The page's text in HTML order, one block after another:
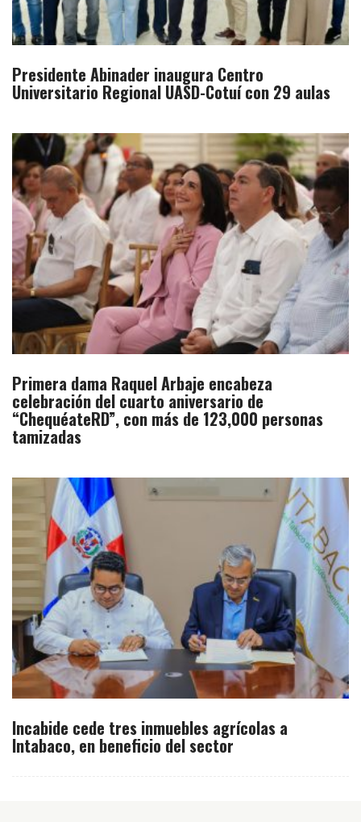
Presidente Abinader inaugura Centro
Universitario Regional UASD-Cotuí con 29 aulas
Primera dama Raquel Arbaje encabeza
celebración del cuarto aniversario de
“ChequéateRD”, con más de 123,000 personas
tamizadas
Incabide cede tres inmuebles agrícolas a
Intabaco, en beneficio del sector